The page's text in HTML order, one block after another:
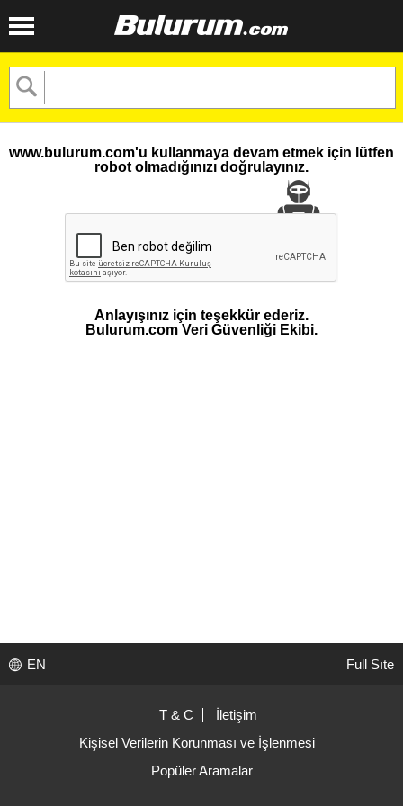
www.bulurum.com'u kullanmaya devam etmek için lütfen
robot olmadığınızı doğrulayınız.
Anlayışınız için teşekkür ederiz.
Bulurum.com Veri Güvenliği Ekibi.
EN Full Sıte
T & C
İletişim
Kişisel Verilerin Korunması ve İşlenmesi
Popüler Aramalar